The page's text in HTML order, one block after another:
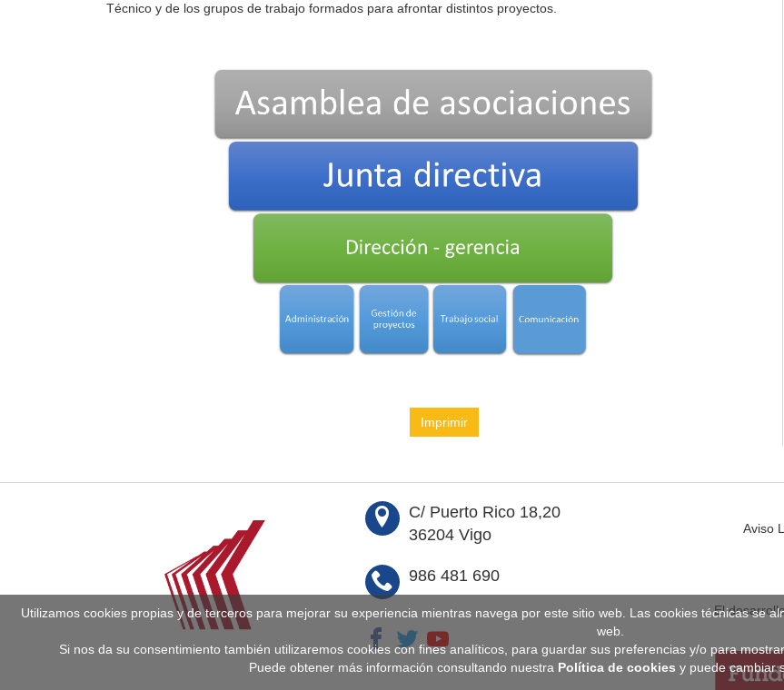
Técnico y de los grupos de trabajo formados para afrontar distintos proyectos.
Imprimir
C/ Puerto Rico 18,20
36204 Vigo
986 481 690
Aviso
El
Utilizamos cookies propias y de terceros para mejorar su experiencia mientras navega por este sitio web. Las cookies técnicas se
web.
Si nos da su consentimiento también utilizaremos cookies con fines analíticos, para guardar sus preferencias y/o para
Puede obtener más información consultando nuestra Política de cookies y puede cambiar